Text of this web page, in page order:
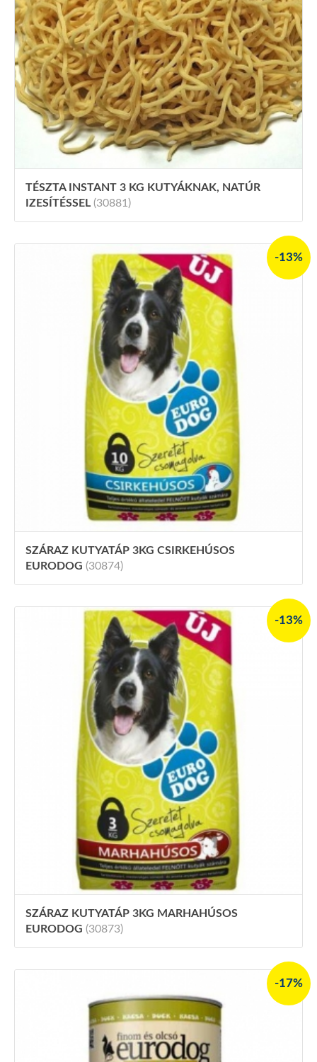
TÉSZTA INSTANT 3 KG KUTYÁKNAK, NATÚR
IZESÍTÉSSEL (30881)
-13%
SZÁRAZ KUTYATÁP 3KG CSIRKEHÚSOS
EURODOG (30874)
-13%
SZÁRAZ KUTYATÁP 3KG MARHAHÚSOS
EURODOG (30873)
-17%